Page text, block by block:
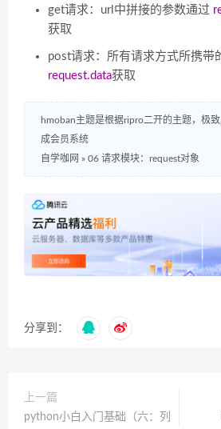
get请求：url中拼接的参数通过
获取
post请求：所有请求方式所携带
request.data获取
hmoban主题是根据ripro二开的主题，极
成会员系统
自学咖网 » 06 请求模块：request对象
分享到：
上一篇
python小白入门基础（六：列